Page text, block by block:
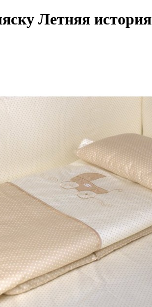
Летняя история